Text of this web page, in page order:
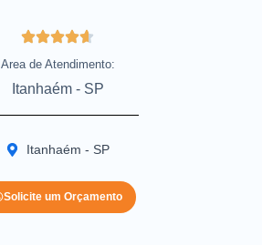
Area de Atendimento:
Itanhaém - SP
Itanhaém - SP
Solicite um Orçamento